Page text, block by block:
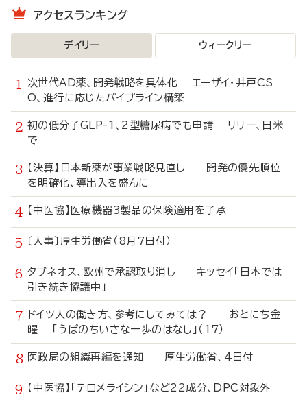
アクセスランキング
デイリー ウィークリー
次世代AD薬、開発戦略を具体化 エーザイ・井戸CS
O、進行に応じたパイプライン構築
初の低分子GLP-1、2型糖尿病でも申請 リリー、日米
で
【決算】日本新薬が事業戦略見直し 開発の優先順位
を明確化、導出入を盛んに
【中医協】医療機器3製品の保険適用を了承
〔人事〕厚生労働省（8月7日付）
タブネオス、欧州で承認取り消し キッセイ「日本では
引き続き協議中」
ドイツ人の働き方、参考にしてみては？ おとにち金
曜 「うぱのちいさな一歩のはなし」（17）
医政局の組織再編を通知 厚生労働省、4日付
【中医協】「テロメライシン」など22成分、DPC対象外